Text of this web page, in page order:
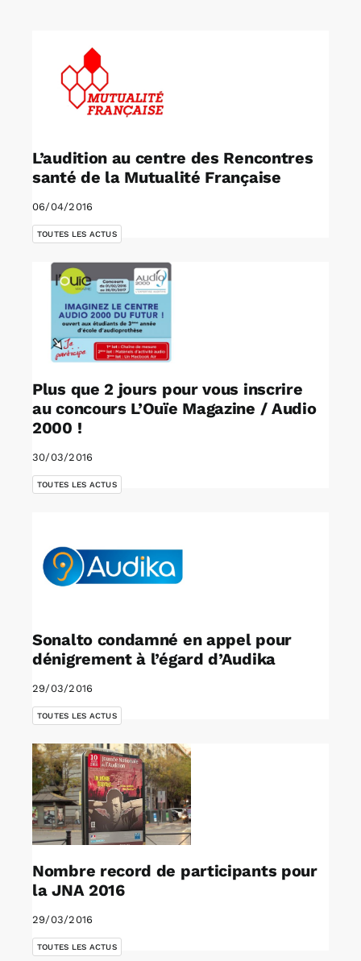
Annonces emploi
L’audition au centre des Rencontres
santé de la Mutualité Française
06/04/2016
TOUTES LES ACTUS
Plus que 2 jours pour vous inscrire
au concours L’Ouïe Magazine / Audio
2000 !
30/03/2016
TOUTES LES ACTUS
Sonalto condamné en appel pour
dénigrement à l’égard d’Audika
29/03/2016
TOUTES LES ACTUS
Nombre record de participants pour
la JNA 2016
29/03/2016
TOUTES LES ACTUS